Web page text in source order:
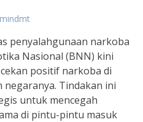
penyalahgunaan narkoba
Nasional (BNN) kini
positif narkoba di
Tindakan ini
untuk mencegah
di pintu-pintu masuk